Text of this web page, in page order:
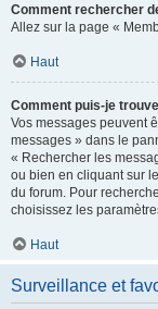
Comment rechercher
Allez sur la page «
Haut
Comment puis-je
Vos messages peuvent
messages » dans le
« Rechercher les
ou bien en cliquant sur
du forum. Pour
choisissez les
Haut
Surveillance et